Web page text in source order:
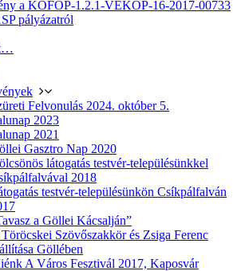
a KÖFOP-1.2.1-VEKOP-16-2017-00733
pályázatról
Felvonulás 2024. október 5.
2023
2021
Gasztro Nap 2020
látogatás testvér-településünkkel
2018
testvér-településünkön Csíkpálfalván
a Göllei Kácsalján”
Szövőszakkör és Zsiga Ferenc
Göllében
A Város Fesztivál 2017, Kaposvár